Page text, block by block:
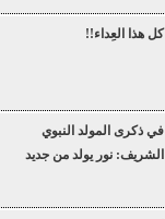
كل هذا العِداء!!
في ذكرى المولد النبوي
الشريف: نور يولد من جديد